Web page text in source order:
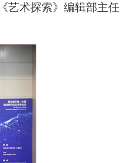
术探索》编辑部主